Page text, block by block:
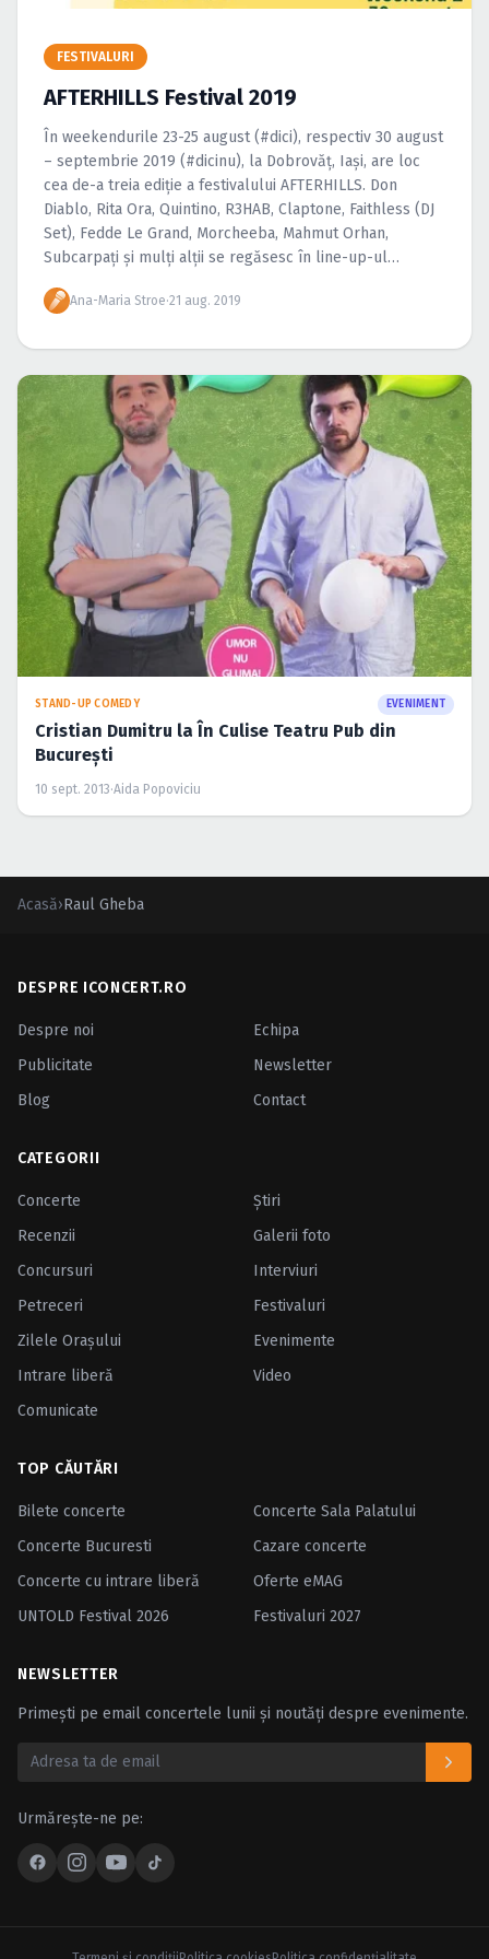
Caută în site...
FESTIVALURI
AFTERHILLS Festival 2019
În weekendurile 23-25 august (#dici), respectiv 30 august
– septembrie 2019 (#dicinu), la Dobrovăţ, Iaşi, are loc
cea de-a treia ediţie a festivalului AFTERHILLS. Don
Diablo, Rita Ora, Quintino, R3HAB, Claptone, Faithless (DJ
Set), Fedde Le Grand, Morcheeba, Mahmut Orhan,
Subcarpaţi şi mulţi alţii se regăsesc în line-up-ul
Ana-Maria Stroe·21 aug. 2019
STAND-UP COMEDY EVENIMENT
Cristian Dumitru la În Culise Teatru Pub din
Bucureşti
10 sept. 2013·Aida Popoviciu
Acasă›Raul Gheba
DESPRE ICONCERT.RO
Despre noi
Echipa
Publicitate
Newsletter
Blog
Contact
CATEGORII
Concerte
Ştiri
Recenzii
Galerii foto
Concursuri
Interviuri
Petreceri
Festivaluri
Zilele Oraşului
Evenimente
Intrare liberă
Video
Comunicate
TOP CĂUTĂRI
Bilete concerte
Concerte Sala Palatului
Concerte Bucuresti
Cazare concerte
Concerte cu intrare liberă
Oferte eMAG
UNTOLD Festival 2026
Festivaluri 2027
NEWSLETTER
Primești pe email concertele lunii și noutăți despre evenimente.
Urmărește-ne pe: